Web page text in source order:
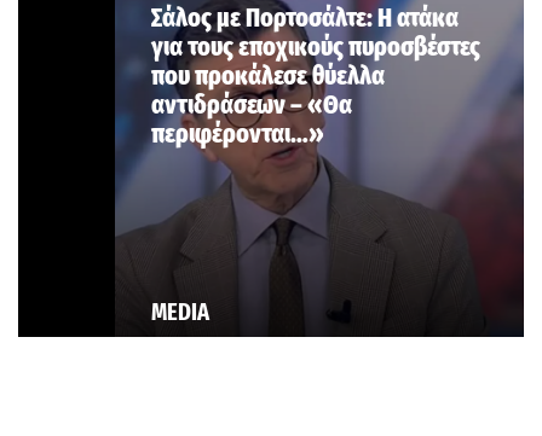
MEDIA
Σάλος με Πορτοσάλτε: Η ατάκα
για τους εποχικούς πυροσβέστες
που προκάλεσε θύελλα
αντιδράσεων – «Θα
περιφέρονται…»